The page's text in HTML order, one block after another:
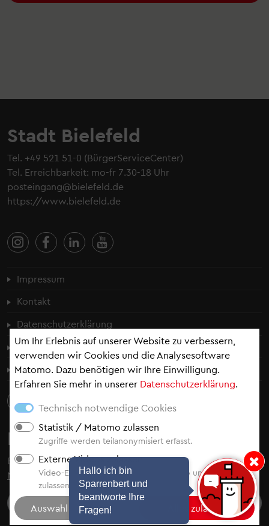
Um Ihr Erlebnis auf unserer Website zu verbessern,
verwenden wir Cookies und die Analysesoftware
Matomo. Dazu benötigen wir Ihre Einwilligung.
Erfahren Sie mehr in unserer Datenschutzerklärung.
Technisch notwendige Cookies
Statistik / Matomo zulassen
Zugriffe werden teilanonymisiert erfasst.
Externe Videos zulassen
Video-Einbindung von YouTube, Vimeo und Video.Taxi
zulassen.
Hinweis: Hallo
Hallo ich bin
Sparrenbert und
beantworte Ihre
Fragen!
Stadt Bielefeld
Tel. +49 521 51-0 (BürgerServiceCenter)
Tel. Erreichbarkeit: mo-fr 7.30-18 Uhr
posteingang@bielefeld.de
https://www.bielefeld.de
Fußzeilenmenü
Impressum
Kontakt
Datenschutzerklärung
Cookie-Einstellungen
Erklärung zur Barrierefreiheit
Newsletter
Bleiben Sie auf dem Laufenden - abonnieren Sieunsere
Newsletter.